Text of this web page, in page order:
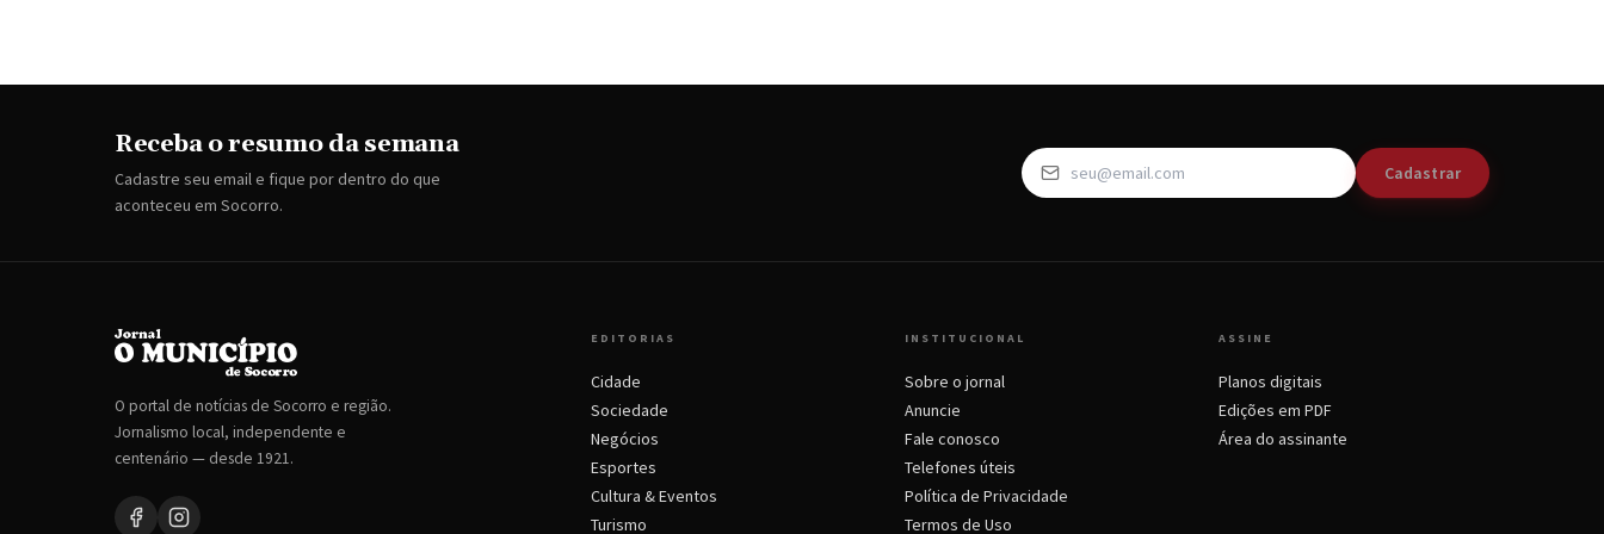
Receba o resumo da semana
Cadastre seu email e fique por dentro do que
aconteceu em Socorro.
Cadastrar
O portal de notícias de Socorro e região.
Jornalismo local, independente e
centenário — desde 1921.
EDITORIAS
Cidade
Sociedade
Negócios
Esportes
Cultura & Eventos
Turismo
INSTITUCIONAL
Sobre o jornal
Anuncie
Fale conosco
Telefones úteis
Política de Privacidade
Termos de Uso
ASSINE
Planos digitais
Edições em PDF
Área do assinante